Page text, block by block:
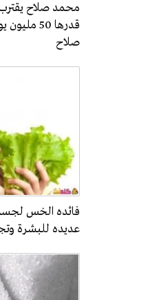
محمد صلاح
قدرها 50
صلاح
فائده الخس
عديده للبشرة